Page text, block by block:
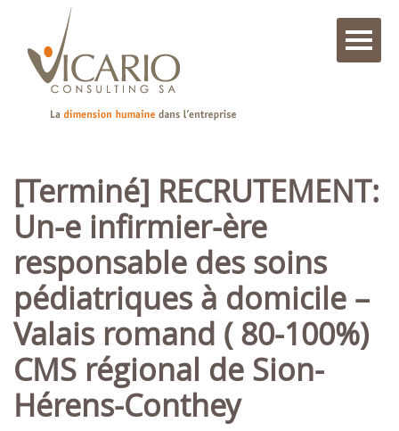
[Terminé] RECRUTEMENT:
Un-e infirmier-ère
responsable des soins
pédiatriques à domicile –
Valais romand ( 80-100%)
CMS régional de Sion-
Hérens-Conthey